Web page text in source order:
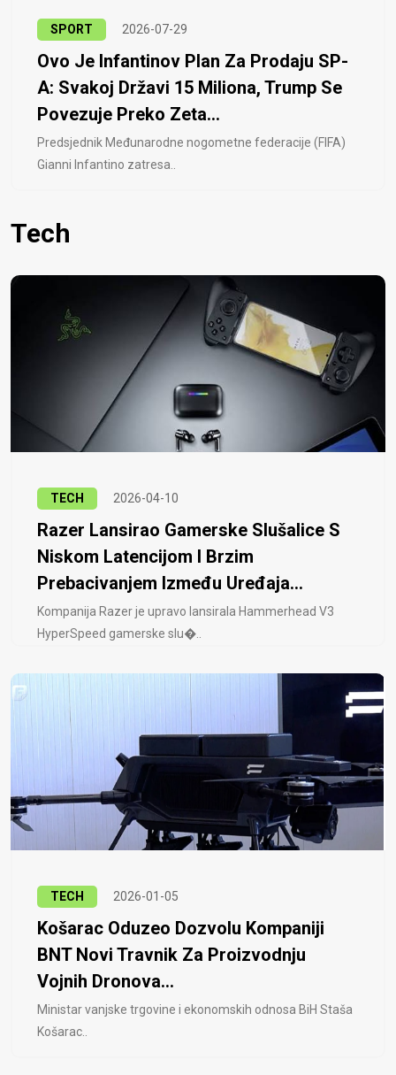
SPORT 2026-07-29
Ovo Je Infantinov Plan Za Prodaju SP-
A: Svakoj Državi 15 Miliona, Trump Se
Povezuje Preko Zeta...
Predsjednik Međunarodne nogometne federacije (FIFA)
Gianni Infantino zatresa..
Tech
TECH 2026-04-10
Razer Lansirao Gamerske Slušalice S
Niskom Latencijom I Brzim
Prebacivanjem Između Uređaja...
Kompanija Razer je upravo lansirala Hammerhead V3
HyperSpeed ​​gamerske slu�..
TECH 2026-01-05
Košarac Oduzeo Dozvolu Kompaniji
BNT Novi Travnik Za Proizvodnju
Vojnih Dronova...
Ministar vanjske trgovine i ekonomskih odnosa BiH Staša
Košarac..